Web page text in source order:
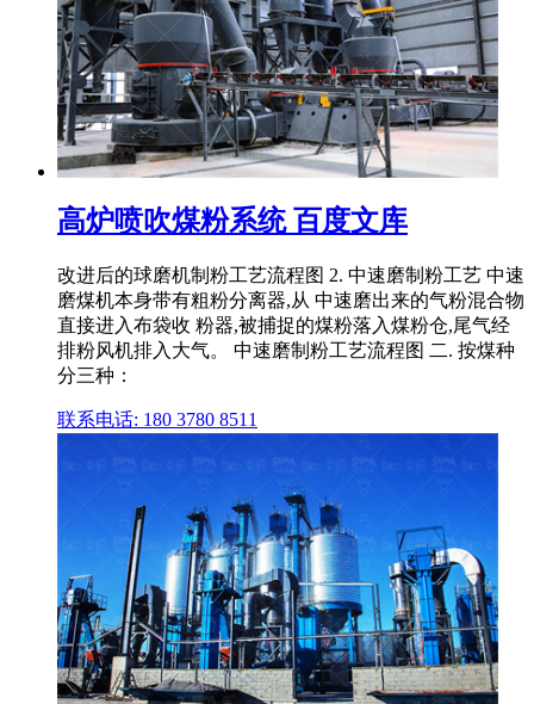
高炉喷吹煤粉系统 百度文库
改进后的球磨机制粉工艺流程图 2. 中速磨制粉工艺 中速
磨煤机本身带有粗粉分离器,从 中速磨出来的气粉混合物
直接进入布袋收 粉器,被捕捉的煤粉落入煤粉仓,尾气经
排粉风机排入大气。 中速磨制粉工艺流程图 二. 按煤种
分三种：
联系电话: 180 3780 8511